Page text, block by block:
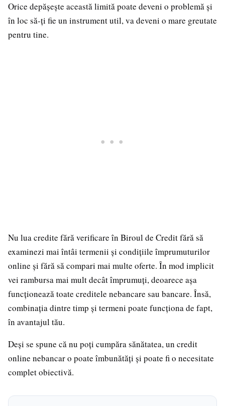
Orice depășește această limită poate deveni o problemă și
în loc să-ți fie un instrument util, va deveni o mare greutate
pentru tine.
Nu lua credite fără verificare în Biroul de Credit fără să
examinezi mai întâi termenii și condițiile împrumuturilor
online și fără să compari mai multe oferte. În mod implicit
vei rambursa mai mult decât împrumuți, deoarece așa
funcționează toate creditele nebancare sau bancare. Însă,
combinația dintre timp și termeni poate funcționa de fapt,
în avantajul tău.
Deși se spune că nu poți cumpăra sănătatea, un credit
online nebancar o poate îmbunătăți și poate fi o necesitate
complet obiectivă.